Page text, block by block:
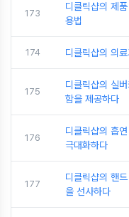
173
디클릭샵의 제
용법
174 디클릭샵의 의
175
디클릭샵의 실
함을 제공하다
176
디클릭샵의 흡
극대화하다
177
디클릭샵의 핸
을 선사하다